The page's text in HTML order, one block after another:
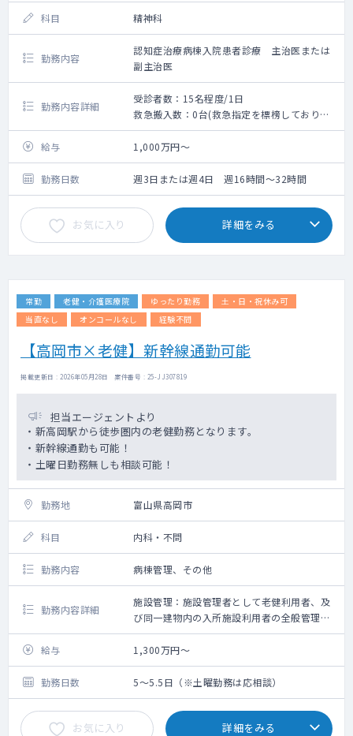
科目 精神科
勤務内容
認知症治療病棟入院患者診療 主治医または
副主治医
勤務内容詳細
受診者数：15名程度/1日
救急搬入数：0台(救急指定を標榜しておりま
せん）
内科、皮膚科、耳鼻科の医師勤務あり：合併
症は院内併診で対応可能です。
給与 1,000万円～
勤務日数 週3日または週4日 週16時間～32時間
お気に入り 詳細をみる
常勤 老健・介護医療院 ゆったり勤務
土・日・祝休み可
当直なし
オンコールなし 経験不問
【高岡市×老健】新幹線通勤可能
掲載更新日 : 2026年05月28日 案件番号 : 25-JJ307819
担当エージェントより
・新高岡駅から徒歩圏内の老健勤務となります。
・新幹線通勤も可能！
・土曜日勤務無しも相談可能！
勤務地 富山県高岡市
科目 内科・不問
勤務内容 病棟管理、その他
勤務内容詳細
施設管理：施設管理者として老健利用者、及
び同一建物内の入所施設利用者の全般管理
その他 ：各種施設の委員会及び会議等への
参加（基本勤務時間内）
給与 1,300万円～
勤務日数 5～5.5日（※土曜勤務は応相談）
お気に入り 詳細をみる